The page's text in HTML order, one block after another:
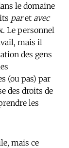
le domaine
paret avec
Le personnel
mais il
des gens
(ou pas) par
des droits de
les
mais ce